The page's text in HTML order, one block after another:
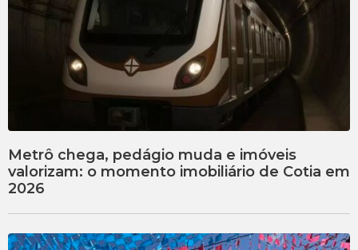
Metrô chega, pedágio muda e imóveis
valorizam: o momento imobiliário de Cotia em
2026